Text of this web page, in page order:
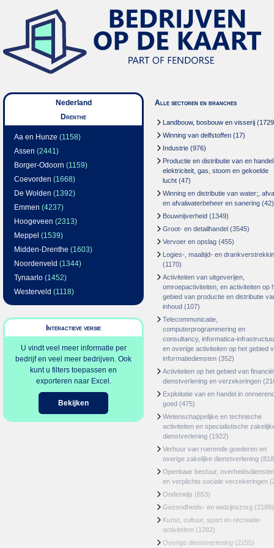
Nederland
Drenthe
Aa en Hunze (1158)
Assen (2441)
Borger-Odoorn (1159)
Coevorden (1668)
De Wolden (1392)
Emmen (4237)
Hoogeveen (2313)
Meppel (1539)
Midden-Drenthe (1603)
Noordenveld (1344)
Tynaarlo (1452)
Westerveld (1118)
Interactieve versie
U vindt veel meer informatie per
bedrijf en veel meer bedrijven. Ook
kunt u filters toepassen en
exporteren naar Excel.
Bekijken
Alle sectoren en branches
Landbouw, bosbouw en visserij
Winning van delfstoffen (17)
Industrie (976)
Productie en distributie van en
elektriciteit, gas, stoom en gekoelde
lucht (47)
Winning en distributie van water;,
en afvalwaterbeheer en sanering (42)
Bouwnijverheid (1349)
Groot- en detailhandel (3545)
Vervoer en opslag (455)
Logies-, maaltijd- en
(1170)
Activiteiten van uitgeverijen,
omroepactiviteiten, en activiteiten op
gebied van productie en distributie
inhoud (107)
Telecommunicatie,
computerprogrammering en
consultancy, informatica-
en overige activiteiten op het gebied
informatiediensten (352)
Activiteiten op het gebied van
dienstverlening en verzekeringen
Exploitatie van en handel in
goed (475)
Wetenschappelijke en technische
activiteiten en specialistische
dienstverlening (1922)
Verhuur van roerende goederen en
overige zakelijke dienstverlening
Openbaar bestuur, overheidsdiensten
en verplichte sociale verzekeringen
Onderwijs (653)
Gezondheids- en welzijnszorg (2189)
Kunst, cultuur, sport en recreatie-
activiteiten (1282)
Overige dienstverlening (2155)